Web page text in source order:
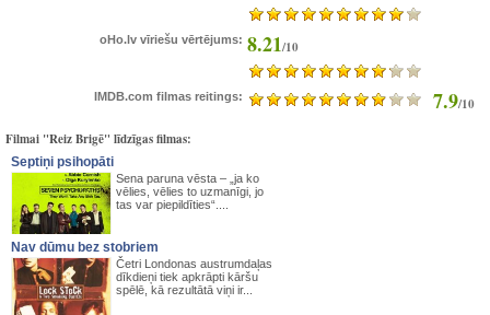
oHo.lv vīriešu vērtējums: 8.21/10
IMDB.com filmas reitings: 7.9/10
Filmai "Reiz Brigē" līdzīgas filmas:
Septiņi psihopāti
Sena paruna vēsta – „ja ko
vēlies, vēlies to uzmanīgi, jo
tas var piepildīties“....
Nav dūmu bez stobriem
Četri Londonas austrumdaļas
dīkdieņi tiek apkrāpti kāršu
spēlē, kā rezultātā viņi ir...